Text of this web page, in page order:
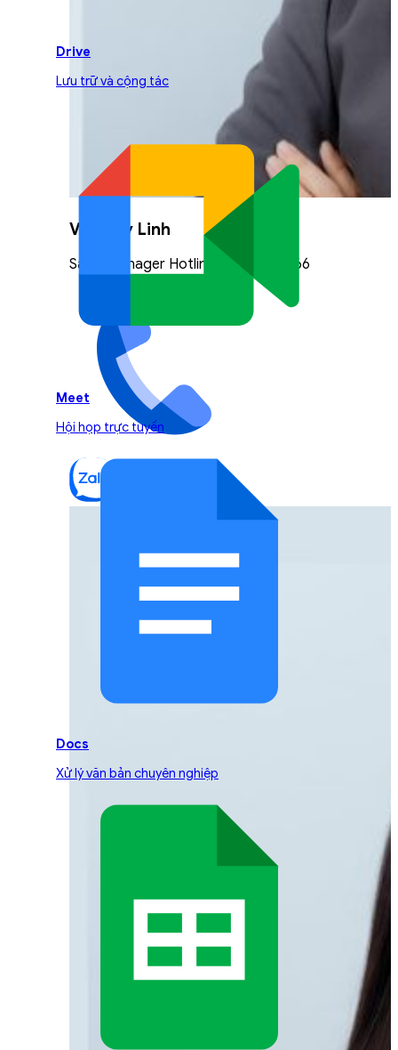
Vũ Thuỳ Linh
Sales Manager Hotline: 0842.999.666
Drive
Lưu trữ và cộng tác
Meet
Hội họp trực tuyến
Docs
Xử lý văn bản chuyên nghiệp